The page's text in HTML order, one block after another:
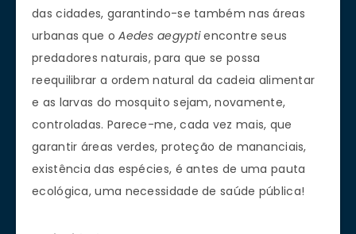
das cidades, garantindo-se também nas áreas
urbanas que oAedes aegyptiencontre seus
predadores naturais, para que se possa
reequilibrar a ordem natural da cadeia alimentar
e as larvas do mosquito sejam, novamente,
controladas. Parece-me, cada vez mais, que
garantir áreas verdes, proteção de mananciais,
existência das espécies, é antes de uma pauta
ecológica, uma necessidade de saúde pública!